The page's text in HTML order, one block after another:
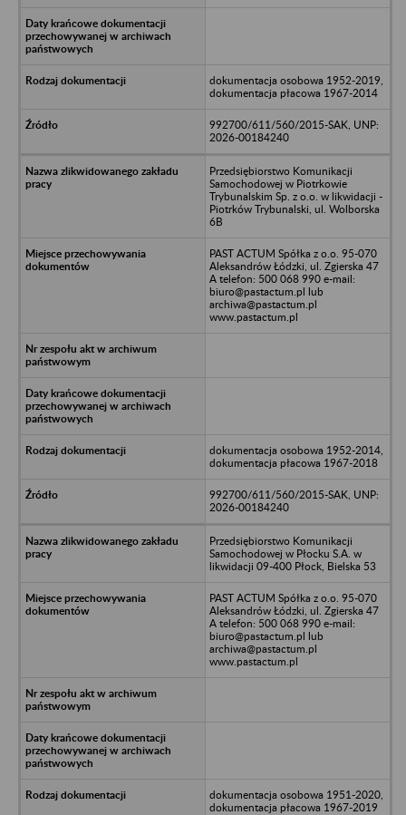
dokumentacja osobowa 1952-2019,
dokumentacja płacowa 1967-2014
992700/611/560/2015-SAK, UNP:
2026-00184240
Przedsiębiorstwo Komunikacji
Samochodowej w Piotrkowie
Trybunalskim Sp. z o.o. w likwidacji -
Piotrków Trybunalski, ul. Wolborska
6B
PAST ACTUM Spółka z o.o. 95-070
Aleksandrów Łódzki, ul. Zgierska 47
A telefon: 500 068 990 e-mail:
biuro@pastactum.pl lub
archiwa@pastactum.pl
www.pastactum.pl
dokumentacja osobowa 1952-2014,
dokumentacja płacowa 1967-2018
992700/611/560/2015-SAK, UNP:
2026-00184240
Przedsiębiorstwo Komunikacji
Samochodowej w Płocku S.A. w
likwidacji 09-400 Płock, Bielska 53
PAST ACTUM Spółka z o.o. 95-070
Aleksandrów Łódzki, ul. Zgierska 47
A telefon: 500 068 990 e-mail:
biuro@pastactum.pl lub
archiwa@pastactum.pl
www.pastactum.pl
dokumentacja osobowa 1951-2020,
dokumentacja płacowa 1967-2019